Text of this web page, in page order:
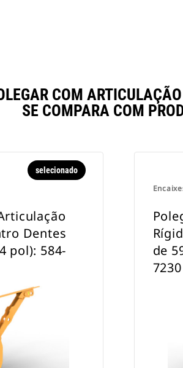
COM
SE COMPARA COM
selecionado
Dentes
pol): 584-
de
7230